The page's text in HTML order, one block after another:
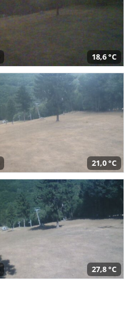
18,6 °C
21,0 °C
27,8 °C